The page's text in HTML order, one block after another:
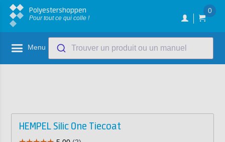
Polyestershoppen
Pour tout ce qui colle !
0
Menu Trouver un produit ou un manuel
HEMPEL Silic One Tiecoat